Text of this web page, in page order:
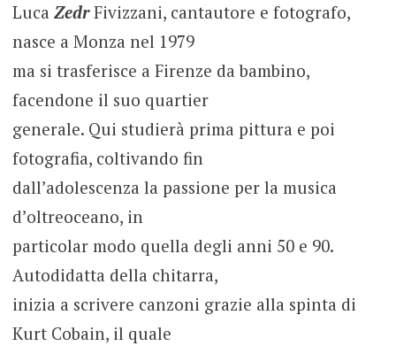
Luca ZedrFivizzani, cantautore e fotografo,
nasce a Monza nel 1979
ma si trasferisce a Firenze da bambino,
facendone il suo quartier
generale. Qui studierà prima pittura e poi
fotografia, coltivando fin
dall’adolescenza la passione per la musica
d’oltreoceano, in
particolar modo quella degli anni 50 e 90.
Autodidatta della chitarra,
inizia a scrivere canzoni grazie alla spinta di
Kurt Cobain, il quale